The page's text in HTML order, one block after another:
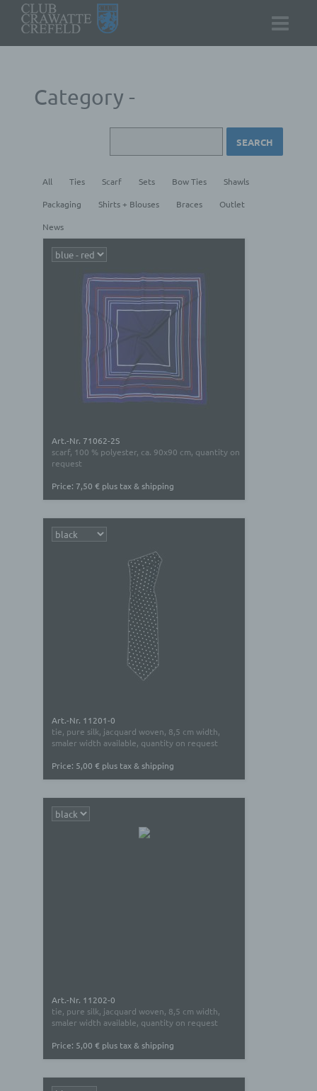
Category -
All Ties Scarf Sets Bow Ties
Shawls
Packaging
Shirts + Blouses Braces
Outlet
News
Art.-Nr. 71062-2S
scarf, 100 % polyester, ca. 90x90 cm, quantity on
request
Price: 7,50 € plus tax & shipping
Art.-Nr. 11201-0
tie, pure silk, jacquard woven, 8,5 cm width,
smaler width available, quantity on request
Price: 5,00 € plus tax & shipping
Art.-Nr. 11202-0
tie, pure silk, jacquard woven, 8,5 cm width,
smaler width available, quantity on request
Price: 5,00 € plus tax & shipping